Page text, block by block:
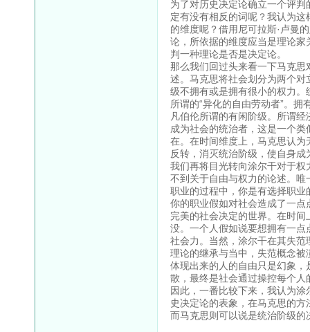
为了对历史决定论确立一个评
定有没有相反的词呢？我认为
的维度呢？借用尼可拉斯·卢曼
论，所依据的维度应当是理论
判一种理论是否是决定论。
那么我们回过头来看一下马克
述。马克思将社会划分为两个
级不拥有或是拥有很小的权力
所谓的“异化的自由劳动者”。
凡伯伦所谓的有闲阶级。所谓
成为社会的统治者，这是一个
在。在时间维度上，马克思认
反转，消灭统治阶级，使自身
我们再将目光转向涂尔干对于
不到关于自由与权力的论述。
职业的过程中，你是有选择职
你的职业假如对社会造成了一
完美的社会决定的世界。在时
没。一个人假如说要想拥有一
社会力。当然，涂尔干在其失
理论的继承与当中，失范概念
体现出来的人的自由只是幻象
散，最终是社会通过操控每个
因此，一番比较下来，我认为
史决定论的表象，在马克思的
而马克思则可以说是统治阶级的